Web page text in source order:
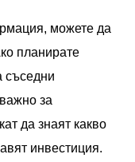
можете да
планирате
съседни
за
да знаят какво
инвестиция.